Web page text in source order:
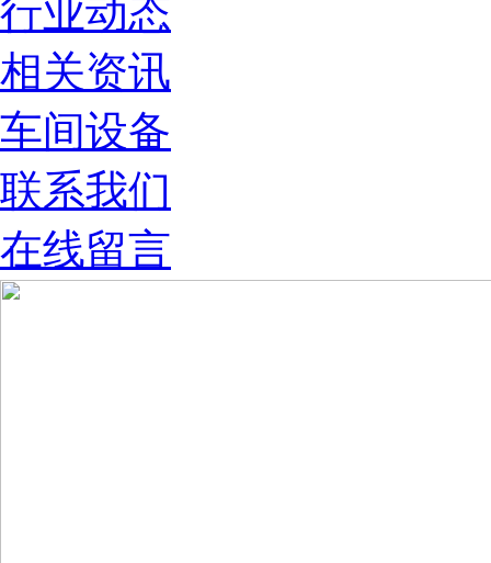
行业动态
相关资讯
车间设备
联系我们
在线留言